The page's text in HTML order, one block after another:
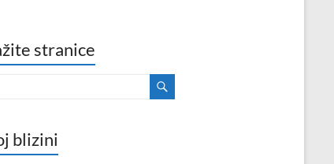
stranice
blizini